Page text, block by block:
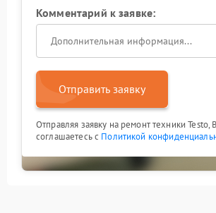
Комментарий к заявке:
Отправить заявку
Отправляя заявку на ремонт техники Testo,
соглашаетесь с Политикой